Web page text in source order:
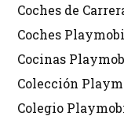
Coches de
Coches
Cocinas
Colección
Colegio